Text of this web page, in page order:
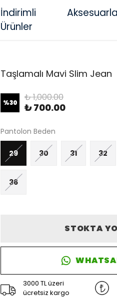
İndirimli
Ürünler
Taşlamalı Mavi Slim Jean
%30 ₺ 1,000.00
₺ 700.00
Pantolon Beden
29 30 31 32
36
STOKTA
3000 TL üzeri
ücretsiz kargo